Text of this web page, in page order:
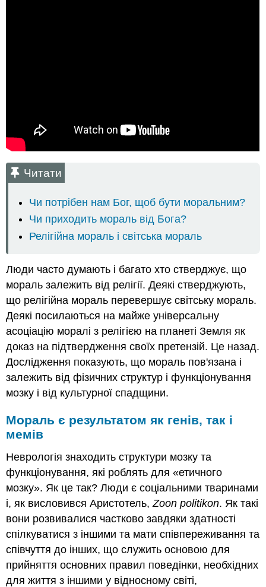
Читати
Чи потрібен нам Бог, щоб бути моральним?
Чи приходить мораль від Бога?
Релігійна мораль і світська мораль
Люди часто думають і багато хто стверджує, що
мораль залежить від релігії. Деякі стверджують,
що релігійна мораль перевершує світську мораль.
Деякі посилаються на майже універсальну
асоціацію моралі з релігією на планеті Земля як
доказ на підтвердження своїх претензій. Це назад.
Дослідження показують, що мораль пов'язана і
залежить від фізичних структур і функціонування
мозку і від культурної спадщини.
Мораль є результатом як генів, так і
мемів
Неврологія знаходить структури мозку та
функціонування, які роблять для «етичного
мозку». Як це так? Люди є соціальними тваринами
і, як висловився Аристотель,Zoon politikon. Як такі
вони розвивалися частково завдяки здатності
спілкуватися з іншими та мати співпереживання та
співчуття до інших, що служить основою для
прийняття основних правил поведінки, необхідних
для життя з іншими у відносному світі,